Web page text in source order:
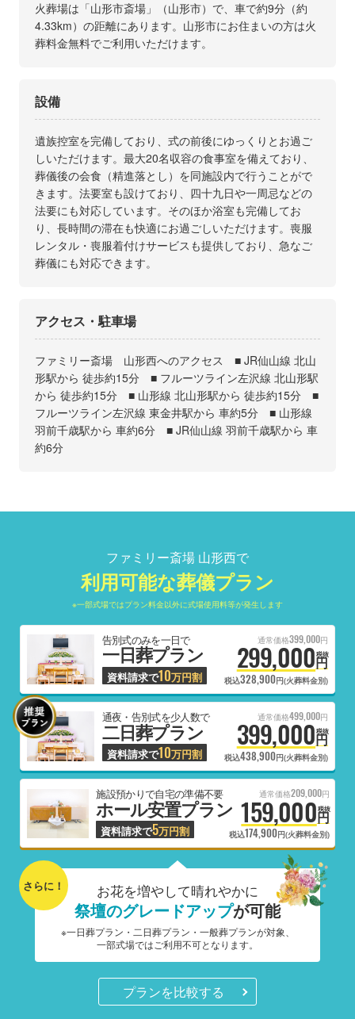
火葬場は「山形市斎場」（山形市）で、車で約9分（約
4.33km）の距離にあります。山形市にお住まいの方は火
葬料金無料でご利用いただけます。
設備
遺族控室を完備しており、式の前後にゆっくりとお過ご
しいただけます。最大20名収容の食事室を備えており、
葬儀後の会食（精進落とし）を同施設内で行うことがで
きます。法要室も設けており、四十九日や一周忌などの
法要にも対応しています。そのほか浴室も完備してお
り、長時間の滞在も快適にお過ごしいただけます。喪服
レンタル・喪服着付けサービスも提供しており、急なご
葬儀にも対応できます。
アクセス・駐車場
ファミリー斎場 山形西へのアクセス ■ JR仙山線 北山
形駅から 徒歩約15分 ■ フルーツライン左沢線 北山形駅
から 徒歩約15分 ■ 山形線 北山形駅から 徒歩約15分 ■
フルーツライン左沢線 東金井駅から 車約5分 ■ 山形線
羽前千歳駅から 車約6分 ■ JR仙山線 羽前千歳駅から 車
約6分
ファミリー斎場 山形西で
利用可能な葬儀プラン
※一部式場ではプラン料金以外に式場使用料等が発生します
告別式のみを一日で
一日葬プラン
資料請求で10万円割
通常価格399,000円
299,000円
税抜
税込328,900円(火葬料金別)
通夜・告別式を少人数で
二日葬プラン
資料請求で10万円割
通常価格499,000円
399,000円
税抜
税込438,900円(火葬料金別)
施設預かりで自宅の準備不要
ホール安置プラン
資料請求で5万円割
通常価格209,000円
159,000円
税抜
税込174,900円(火葬料金別)
さらに！ お花を増やして晴れやかに
祭壇のグレードアップが可能
※一日葬プラン・二日葬プラン・一般葬プランが対象、
一部式場ではご利用不可となります。
プランを比較する